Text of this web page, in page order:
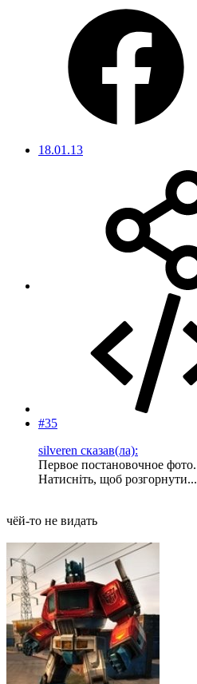
18.01.13
#35
silveren сказав(ла):
Первое постановочное фото.
Натисніть, щоб розгорнути...
чёй-то не видать